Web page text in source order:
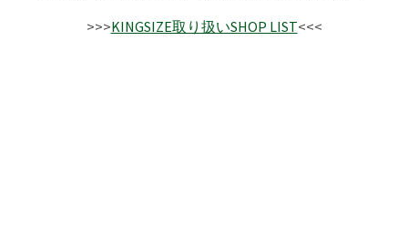
>>>KINGSIZE取り扱いSHOP LIST<<<